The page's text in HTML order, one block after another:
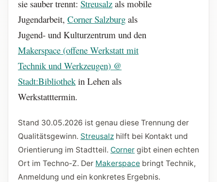
sie sauber trennt: Streusalz als mobile
Jugendarbeit, Corner Salzburg als
Jugend- und Kulturzentrum und den
Makerspace (offene Werkstatt mit
Technik und Werkzeugen) @
Stadt:Bibliothekin Lehen als
Werkstatttermin.
Stand 30.05.2026 ist genau diese Trennung der
Qualitätsgewinn. Streusalz hilft bei Kontakt und
Orientierung im Stadtteil. Corner gibt einen echten
Ort im Techno-Z. Der Makerspace bringt Technik,
Anmeldung und ein konkretes Ergebnis.